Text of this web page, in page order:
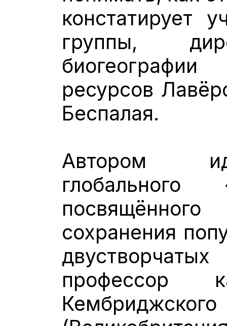
констатирует
группы,
ресурсов
Беспалая.
Автором
глобального
сохранения
профессор